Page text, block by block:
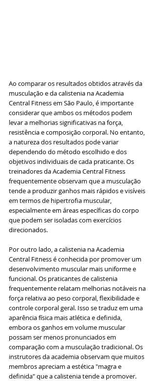
Ao comparar os resultados obtidos através da
musculação e da calistenia na Academia
Central Fitness em São Paulo, é importante
considerar que ambos os métodos podem
levar a melhorias significativas na força,
resistência e composição corporal. No entanto,
a natureza dos resultados pode variar
dependendo do método escolhido e dos
objetivos individuais de cada praticante. Os
treinadores da Academia Central Fitness
frequentemente observam que a musculação
tende a produzir ganhos mais rápidos e visíveis
em termos de hipertrofia muscular,
especialmente em áreas específicas do corpo
que podem ser isoladas com exercícios
direcionados.
Por outro lado, a calistenia na Academia
Central Fitness é conhecida por promover um
desenvolvimento muscular mais uniforme e
funcional. Os praticantes de calistenia
frequentemente relatam melhorias notáveis na
força relativa ao peso corporal, flexibilidade e
controle corporal geral. Isso se traduz em uma
aparência física mais atlética e definida,
embora os ganhos em volume muscular
possam ser menos pronunciados em
comparação com a musculação tradicional. Os
instrutores da academia observam que muitos
membros apreciam a estética "magra e
definida" que a calistenia tende a promover.